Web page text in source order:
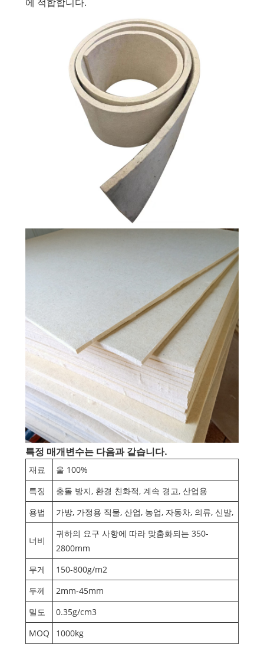
특정 매개변수는 다음과 같습니다.
재료
울 100%
특징
충돌 방지, 환경 친화적, 계속 경고, 산업용
용법
가방, 가정용 직물, 산업, 농업, 자동차, 의류, 신발,
너비
귀하의 요구 사항에 따라 맞춤화되는 350-
2800mm
무게
150-800g/m2
두께
2mm-45mm
밀도
0.35g/cm3
MOQ
1000kg